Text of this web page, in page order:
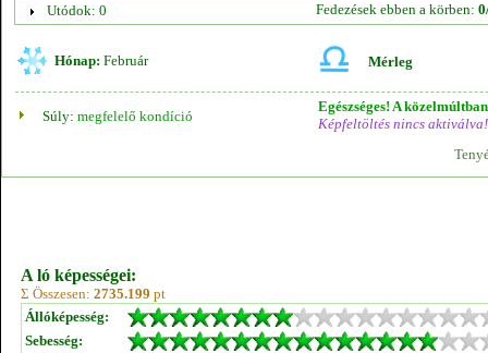
Utódok: 0
Fedezések ebben a körben:
Hónap: Február Mérleg
Súly: megfelelő kondíció
Egészséges! A
Képfeltöltés nincs aktiválva!
A ló képességei:
Σ Összesen: 2735.199 pt
Állóképesség:
Sebesség: